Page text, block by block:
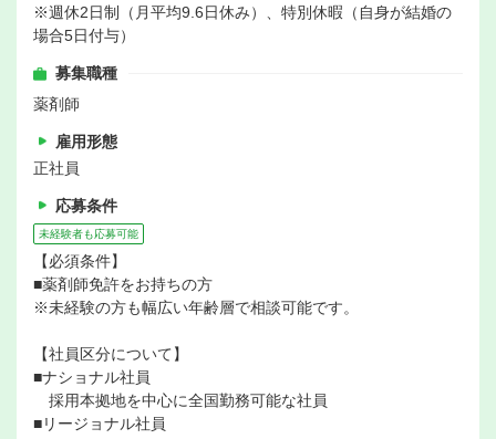
※週休2日制（月平均9.6日休み）、特別休暇（自身が結婚の
場合5日付与）
募集職種
薬剤師
雇用形態
正社員
応募条件
未経験者も応募可能
【必須条件】
■薬剤師免許をお持ちの方
※未経験の方も幅広い年齢層で相談可能です。
【社員区分について】
■ナショナル社員
採用本拠地を中心に全国勤務可能な社員
■リージョナル社員